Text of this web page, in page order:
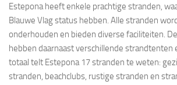
Estepona heeft enkele prachtige stranden,
Blauwe Vlag status hebben. Alle stranden
onderhouden en bieden diverse faciliteiten.
hebben daarnaast verschillende strandtenten
totaal telt Estepona 17 stranden te weten:
stranden, beachclubs, rustige stranden en